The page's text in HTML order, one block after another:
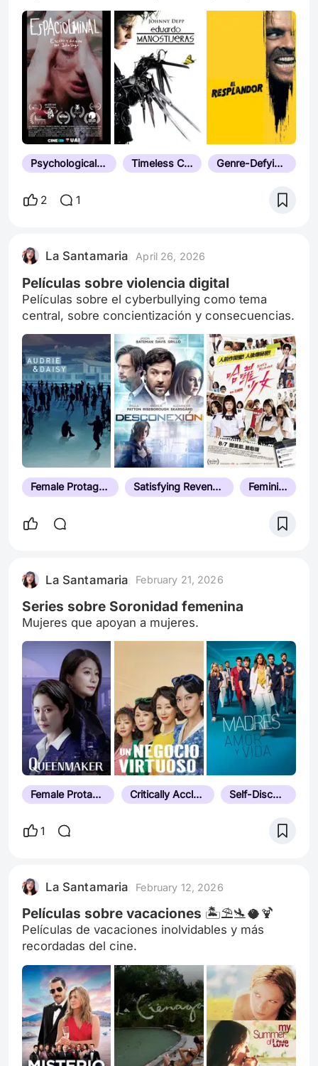
los espacios liminales, hermosos e incómodos.
Psychological Horror Timeless Classic Genre-Defying Film
2 1
La Santamaria April 26, 2026
Películas sobre violencia digital
Películas sobre el cyberbullying como tema
central, sobre concientización y consecuencias.
Female Protagonist Satisfying Revenge Story Feminism
La Santamaria February 21, 2026
Series sobre Soronidad femenina
Mujeres que apoyan a mujeres.
Female Protagonist Critically Acclaimed Self-Discovery
1
La Santamaria February 12, 2026
Películas sobre vacaciones 🏝️⛱️🛬🥥🍹
Películas de vacaciones inolvidables y más
recordadas del cine.